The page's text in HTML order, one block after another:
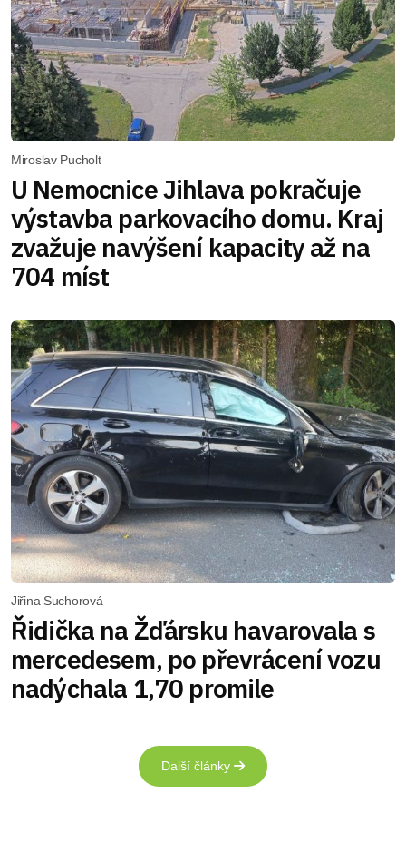
Miroslav Pucholt
U Nemocnice Jihlava pokračuje
výstavba parkovacího domu. Kraj
zvažuje navýšení kapacity až na
704 míst
Jiřina Suchorová
Řidička na Žďársku havarovala s
mercedesem, po převrácení vozu
nadýchala 1,70 promile
Další články